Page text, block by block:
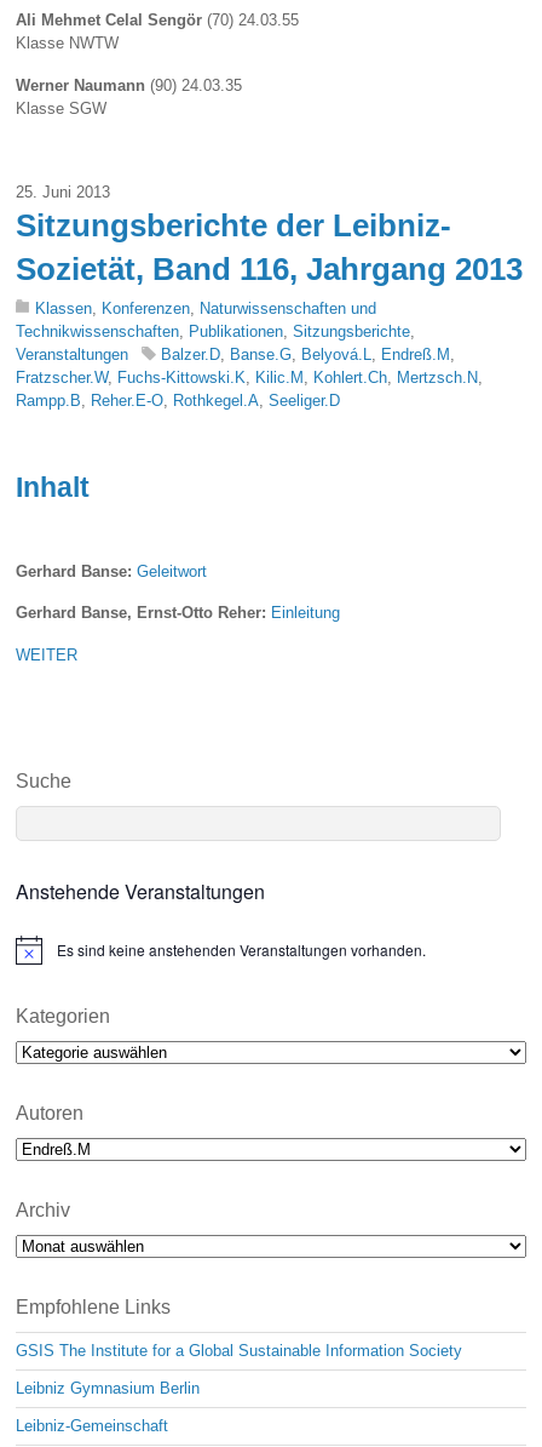
Ali Mehmet Celal Sengör (70) 24.03.55
Klasse NWTW
Werner Naumann (90) 24.03.35
Klasse SGW
25. Juni 2013
Sitzungsberichte der Leibniz-
Sozietät, Band 116, Jahrgang 2013
Klassen, Konferenzen, Naturwissenschaften und
Technikwissenschaften, Publikationen,Sitzungsberichte,
Veranstaltungen
Balzer.D, Banse.G, Belyová.L, Endreß.M ,
Fratzscher.W, Fuchs-Kittowski.K, Kilic.M , Kohlert.Ch, Mertzsch.N,
Rampp.B, Reher.E-O, Rothkegel.A,Seeliger.D
Inhalt
Gerhard Banse: Geleitwort
Gerhard Banse, Ernst-Otto Reher: Einleitung
WEITER
Suche
Anstehende Veranstaltungen
N
i
e
Es sind keine anstehenden Veranstaltungen vorhanden.
Kategorien
Kategorien
Autoren
Archiv
Archiv
Empfohlene Links
GSIS The Institute for a Global Sustainable Information Society
Leibniz Gymnasium Berlin
Leibniz-Gemeinschaft